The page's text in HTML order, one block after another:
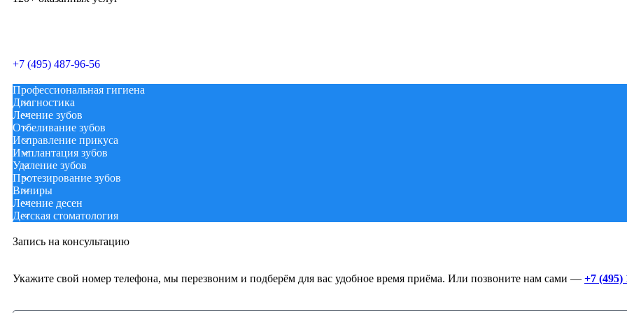
+7 (495) 487-96-56
Профессиональная гигиена
Диагностика
Лечение зубов
Отбеливание зубов
Исправление прикуса
Имплантация зубов
Удаление зубов
Протезирование зубов
Виниры
Лечение десен
Детская стоматология
Запись на консультацию
Укажите свой номер телефона, мы перезвоним и подберём для вас удобное время приёма. Или позвоните нам сами — +7 (495)